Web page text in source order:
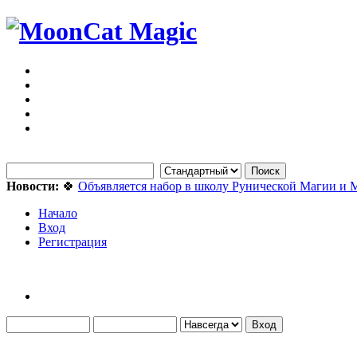
Новости: 🍀 Объявляется набор в школу Рунической Магии и
Начало
Вход
Регистрация